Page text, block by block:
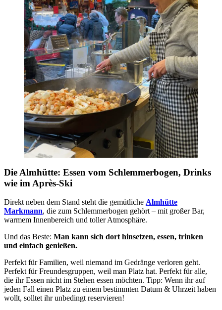
Die Almhütte: Essen vom Schlemmerbogen, Drinks
wie im Après-Ski
Direkt neben dem Stand steht die gemütliche Almhütte
Markmann, die zum Schlemmerbogen gehört – mit großer Bar,
warmem Innenbereich und toller Atmosphäre.
Und das Beste: Man kann sich dort hinsetzen, essen, trinken
und einfach genießen.
Perfekt für Familien, weil niemand im Gedränge verloren geht.
Perfekt für Freundesgruppen, weil man Platz hat. Perfekt für alle,
die ihr Essen nicht im Stehen essen möchten. Tipp: Wenn ihr auf
jeden Fall einen Platz zu einem bestimmten Datum & Uhrzeit haben
wollt, solltet ihr unbedingt reservieren!